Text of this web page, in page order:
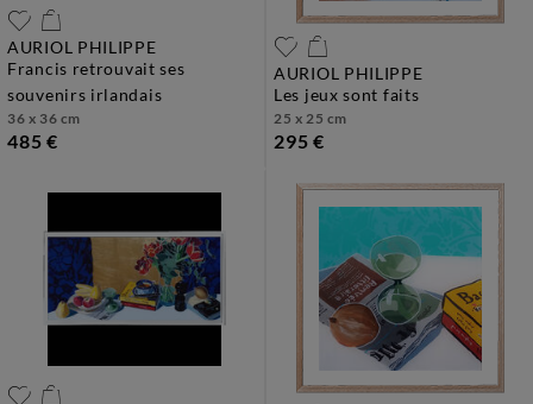
AURIOL PHILIPPE
francis retrouvait ses
souvenirs irlandais
36 x 36 cm
485 €
AURIOL PHILIPPE
les jeux sont faits
25 x 25 cm
295 €